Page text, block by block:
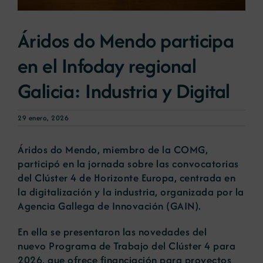
Noticias
Portal de empleo
Áridos do Mendo participa
en el Infoday regional
Galicia: Industria y Digital
29 enero, 2026
Áridos do Mendo, miembro de la COMG,
participó en la jornada sobre las convocatorias
del Clúster 4 de Horizonte Europa, centrada en
la digitalización y la industria, organizada por la
Agencia Gallega de Innovación (GAIN).
En ella se presentaron las novedades del
nuevo Programa de Trabajo del Clúster 4 para
2026, que ofrece financiación para proyectos